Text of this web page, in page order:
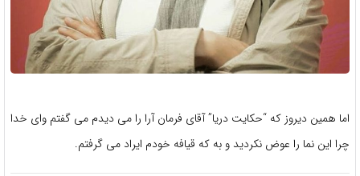
اما همین دیروز که “حکایت دریا” آقای فرمان آرا را می دیدم می گفتم وای خدا
چرا این نما را عوض نکردید و به که قیافه خودم ایراد می گرفتم.